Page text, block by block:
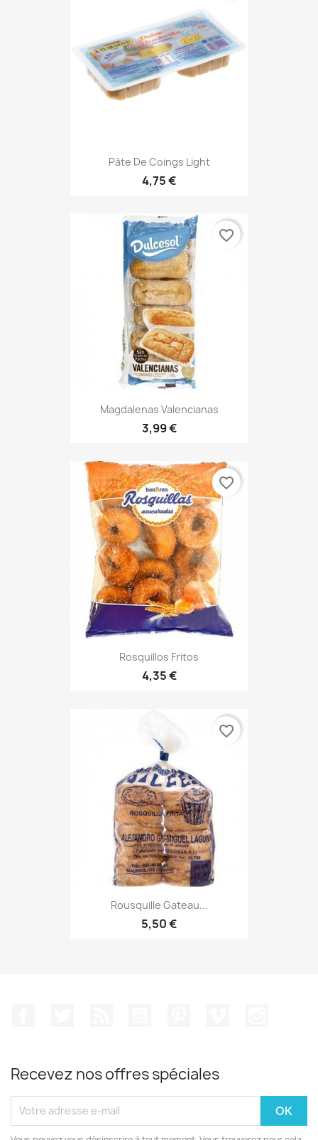
Pâte De Coings Light
4,75 €
Magdalenas Valencianas
3,99 €
favorite_border
Rosquillos Fritos
4,35 €
favorite_border
Rousquille Gateau...
5,50 €
favorite_border
Recevez nos offres spéciales